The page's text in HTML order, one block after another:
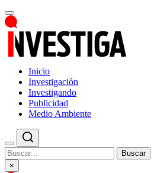
Inicio
Investigación
Investigando
Publicidad
Medio Ambiente
Buscar
×